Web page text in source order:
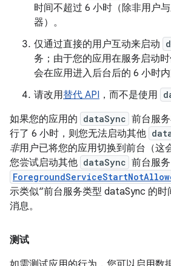
时间不超过 6 小时（除非用户
器）。
仅通过直接的用户互动来启动
务；由于您的应用在服务启动
会在应用进入后台后的 6 小时内
请改用替代 API ，而不是使用
如果您的应用的 dataSync 前台服
行了 6 小时，则您无法启动其他
非用户已将您的应用切换到前台（这
您尝试启动其他 dataSync 前台服
示类似“前台服务类型 dataSync 的
消息。
测试